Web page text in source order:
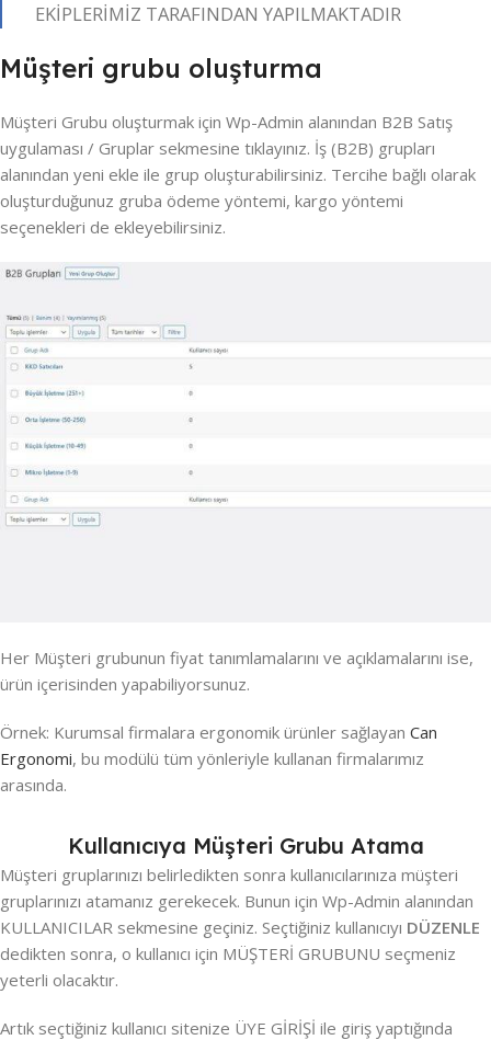
EKİPLERİMİZ TARAFINDAN YAPILMAKTADIR
Müşteri grubu oluşturma
Müşteri Grubu oluşturmak için Wp-Admin alanından B2B Satış
uygulaması / Gruplar sekmesine tıklayınız. İş (B2B) grupları
alanından yeni ekle ile grup oluşturabilirsiniz. Tercihe bağlı olarak
oluşturduğunuz gruba ödeme yöntemi, kargo yöntemi
seçenekleri de ekleyebilirsiniz.
Her Müşteri grubunun fiyat tanımlamalarını ve açıklamalarını ise,
ürün içerisinden yapabiliyorsunuz.
Örnek: Kurumsal firmalara ergonomik ürünler sağlayan Can
Ergonomi, bu modülü tüm yönleriyle kullanan firmalarımız
arasında.
Kullanıcıya Müşteri Grubu Atama
Müşteri gruplarınızı belirledikten sonra kullanıcılarınıza müşteri
gruplarınızı atamanız gerekecek. Bunun için Wp-Admin alanından
KULLANICILAR sekmesine geçiniz. Seçtiğiniz kullanıcıyı DÜZENLE
dedikten sonra, o kullanıcı için MÜŞTERİ GRUBUNU seçmeniz
yeterli olacaktır.
Artık seçtiğiniz kullanıcı sitenize ÜYE GİRİŞİ ile giriş yaptığında